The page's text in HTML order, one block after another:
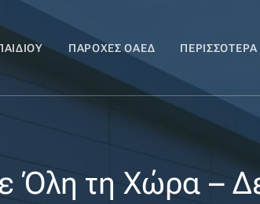
ΠΑΡΟΧΈΣ ΟΑΕΔ ΠΕΡΙΣΣΌΤΕΡΑ
Όλη τη Χώρα –